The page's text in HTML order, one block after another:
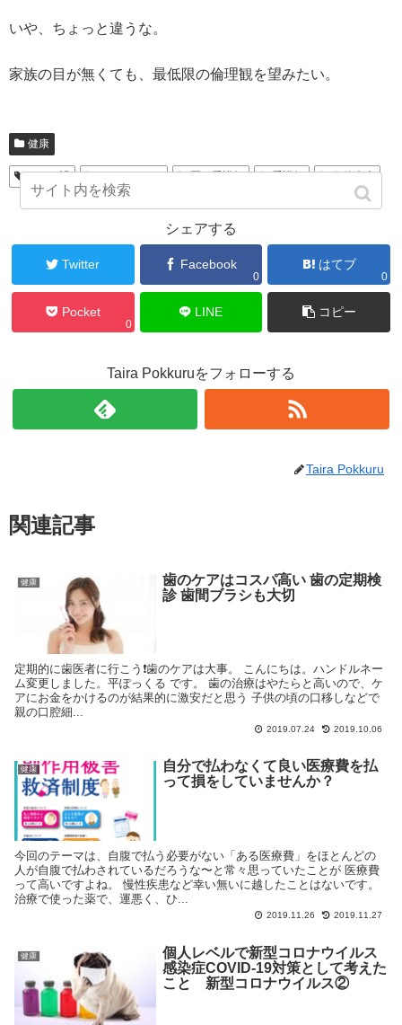
いや、ちょっと違うな。
家族の目が無くても、最低限の倫理観を望みたい。
健康
コロナ禍 ナースコール 悪い看護師 看護師 術後疼痛
シェアする
Twitter Facebook
0
はてブ
0
Pocket
0
LINE コピー
Taira Pokkuruをフォローする
Taira Pokkuru
関連記事
健康
歯のケアはコスパ高い 歯の定期検
診 歯間ブラシも大切
定期的に歯医者に行こう❗️歯のケアは大事。 こんにちは。ハンドルネー
ム変更しました。平ぽっくる です。 歯の治療はやたらと高いので、ケ
アにお金をかけるのが結果的に激安だと思う 子供の頃の口移しなどで
親の口腔細...
2019.07.24 2019.10.06
健康
自分で払わなくて良い医療費を払
って損をしていませんか？
今回のテーマは、自腹で払う必要がない「ある医療費」をほとんどの
人が自腹で払わされているだろうな〜と常々思っていたことが 医療費
って高いですよね。 慢性疾患など幸い無いに越したことはないです。
治療で使った薬で、運悪く、ひ...
2019.11.26 2019.11.27
健康
個人レベルで新型コロナウイルス
感染症COVID-19対策として考えた
こと 新型コロナウイルス②